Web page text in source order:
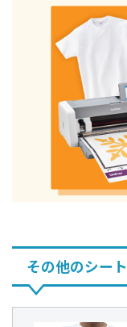
その他のシート